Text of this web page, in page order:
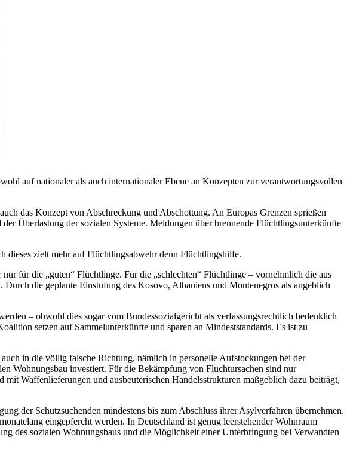
auf nationaler als auch internationaler Ebene an Konzepten zur verantwortungsvollen
das Konzept von Abschreckung und Abschottung. An Europas Grenzen sprießen
Überlastung der sozialen Systeme. Meldungen über brennende Flüchtlingsunterkünfte
zielt mehr auf Flüchtlingsabwehr denn Flüchtlingshilfe.
für die „guten“ Flüchtlinge. Für die „schlechten“ Flüchtlinge – vornehmlich die aus
die geplante Einstufung des Kosovo, Albaniens und Montenegros als angeblich
– obwohl dies sogar vom Bundessozialgericht als verfassungsrechtlich bedenklich
setzen auf Sammelunterkünfte und sparen an Mindeststandards. Es ist zu
in die völlig falsche Richtung, nämlich in personelle Aufstockungen bei der
Wohnungsbau investiert. Für die Bekämpfung von Fluchtursachen sind nur
Waffenlieferungen und ausbeuterischen Handelsstrukturen maßgeblich dazu beiträgt,
der Schutzsuchenden mindestens bis zum Abschluss ihrer Asylverfahren übernehmen.
eingepfercht werden. In Deutschland ist genug leerstehender Wohnraum
des sozialen Wohnungsbaus und die Möglichkeit einer Unterbringung bei Verwandten